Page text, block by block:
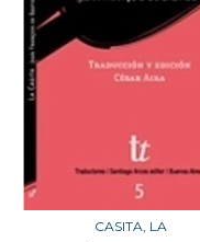
CASITA, LA